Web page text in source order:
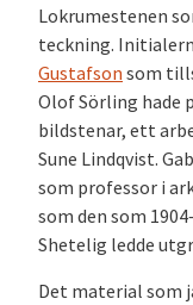
Lokrumestenen
teckning.
Gustafson som
Olof Sörling hade
bildstenar, ett
Sune Lindqvist.
som professor i
som den som
Shetelig ledde
Det material som